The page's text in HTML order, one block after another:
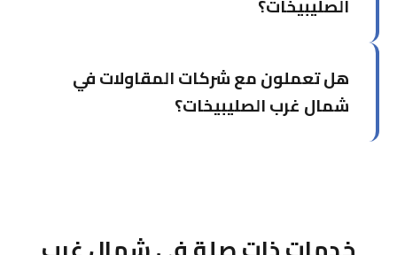
الصليبيخات؟
البناء والملوثات من التركيب. ثم التنظيف كل سنة على
الأقل للصيانة الدورية.
هل تعملون مع شركات المقاولات في
شمال غرب الصليبيخات؟